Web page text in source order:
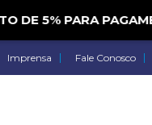
DE 5% PARA
Imprensa Fale Conosco